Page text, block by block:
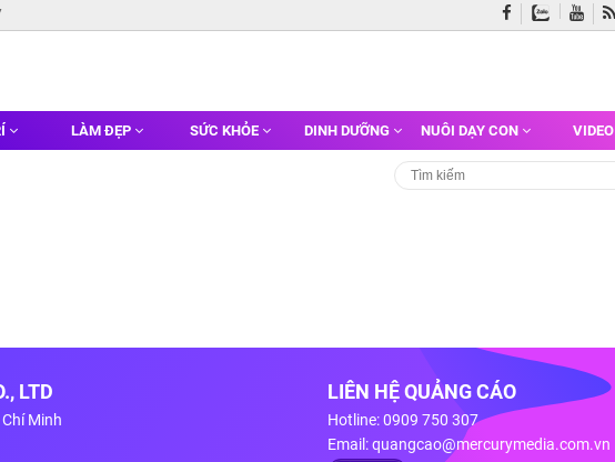
LÀM ĐẸP SỨC KHỎE DINH DƯỠNG NUÔI DẠY CON VIDEO
LTD
Minh
LIÊN HỆ QUẢNG CÁO
Hotline: 0909 750 307
Email:quangcao@mercurymedia.com.vn